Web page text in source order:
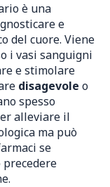
è una
e
del cuore. Viene
i vasi sanguigni
e stimolare
disagevole o
spesso
alleviare il
ma può
se